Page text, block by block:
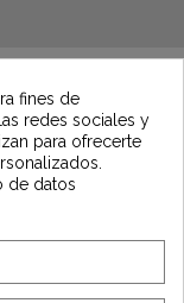
de
avoir pris
fines de
redes sociales y
para ofrecerte
de datos